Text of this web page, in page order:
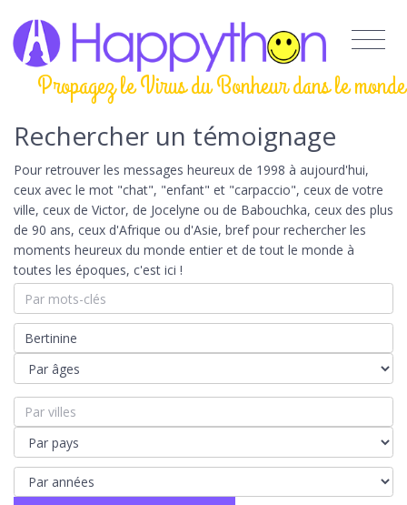
Propagez le Virus du Bonheur dans le monde
Rechercher un témoignage
Pour retrouver les messages heureux de 1998 à aujourd'hui,
ceux avec le mot "chat", "enfant" et "carpaccio", ceux de votre
ville, ceux de Victor, de Jocelyne ou de Babouchka, ceux des plus
de 90 ans, ceux d'Afrique ou d'Asie, bref pour rechercher les
moments heureux du monde entier et de tout le monde à
toutes les époques, c'est ici !